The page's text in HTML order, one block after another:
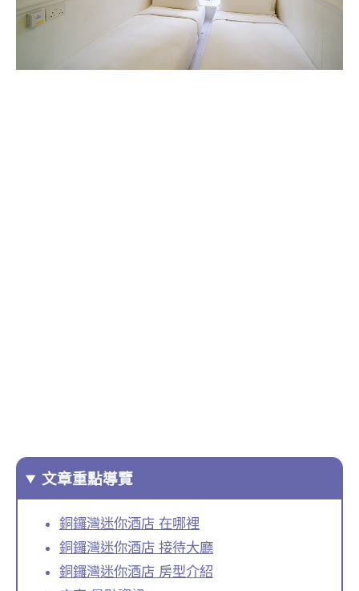
文章重點導覽
銅鑼灣迷你酒店 在哪裡
銅鑼灣迷你酒店 接待大廳
銅鑼灣迷你酒店 房型介紹